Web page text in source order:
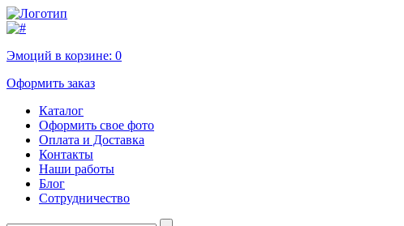
Эмоций в корзине: 0
Оформить заказ
Каталог
Оформить свое фото
Оплата и Доставка
Контакты
Наши работы
Блог
Сотрудничество